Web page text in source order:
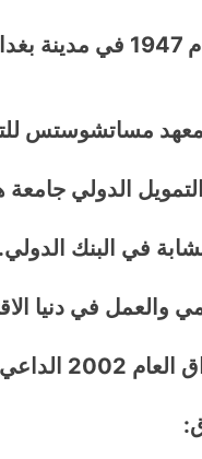
ـ ولد علي عبد
مساتشوستس
الدولي جامعة
في البنك الدولي.
والعمل في دنيا
صدام حسين.